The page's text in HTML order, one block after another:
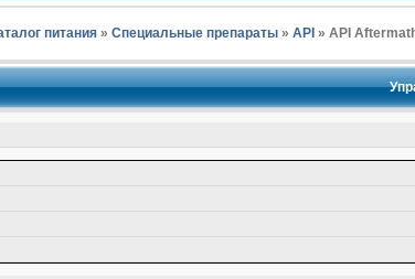
питания » Специальные препараты » API » API